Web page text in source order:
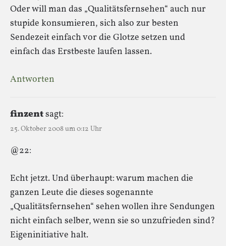
Oder will man das „Qualitätsfernsehen“ auch nur
stupide konsumieren, sich also zur besten
Sendezeit einfach vor die Glotze setzen und
einfach das Erstbeste laufen lassen.
Antworten
finzentsagt:
25. Oktober 2008 um 0:12 Uhr
@22:
Echt jetzt. Und überhaupt: warum machen die
ganzen Leute die dieses sogenannte
„Qualitätsfernsehen“ sehen wollen ihre Sendungen
nicht einfach selber, wenn sie so unzufrieden sind?
Eigeninitiative halt.